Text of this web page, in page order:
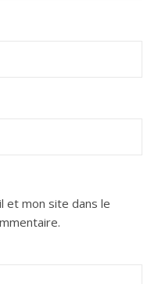
et mon site dans le